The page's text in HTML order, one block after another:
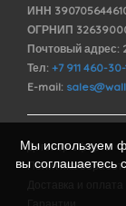
ИНН
ОГРНИП
Почтовый адрес:
Тел: +7 911 460-30-
E-mail:
Договор оферты
Политика
Мы используем
вы соглашаетесь